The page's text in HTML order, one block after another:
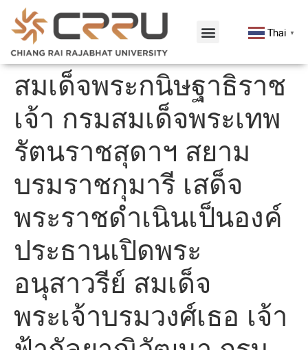
Thai ▼
สมเด็จพระกนิษฐาธิราช
เจ้า กรมสมเด็จพระเทพ
รัตนราชสุดาฯ สยาม
บรมราชกุมารี เสด็จ
พระราชดำเนินเป็นองค์
ประธานเปิดพระ
อนุสาวรีย์ สมเด็จ
พระเจ้าบรมวงศ์เธอ เจ้า